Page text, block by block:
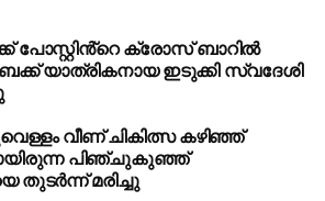
പോസ്റ്റിൻ്റെ ക്രോസ് ബാറില്‍
യാത്രികനായ ഇടുക്കി സ്വദേശി
വീണ് ചികിത്സ കഴിഞ്ഞ്
പിഞ്ചുകുഞ്ഞ്
മരിച്ചു